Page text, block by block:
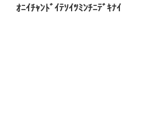
ｵﾆｲﾁｬﾝﾄﾞｲﾃｿｲﾂﾐﾝﾁﾆﾃﾞｷﾅｲ